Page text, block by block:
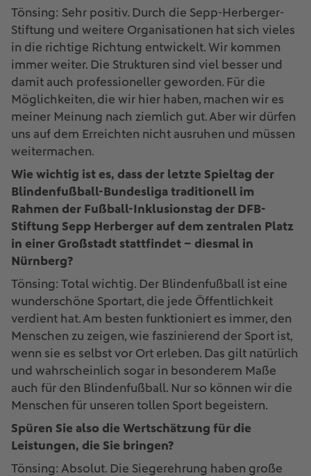
Tönsing: Sehr positiv. Durch die Sepp-Herberger-
Stiftung und weitere Organisationen hat sich vieles
in die richtige Richtung entwickelt. Wir kommen
immer weiter. Die Strukturen sind viel besser und
damit auch professioneller geworden. Für die
Möglichkeiten, die wir hier haben, machen wir es
meiner Meinung nach ziemlich gut. Aber wir dürfen
uns auf dem Erreichten nicht ausruhen und müssen
weitermachen.
Wie wichtig ist es, dass der letzte Spieltag der
Blindenfußball-Bundesliga traditionell im
Rahmen der Fußball-Inklusionstag der DFB-
Stiftung Sepp Herberger auf dem zentralen Platz
in einer Großstadt stattfindet – diesmal in
Nürnberg?
Tönsing: Total wichtig. Der Blindenfußball ist eine
wunderschöne Sportart, die jede Öffentlichkeit
verdient hat. Am besten funktioniert es immer, den
Menschen zu zeigen, wie faszinierend der Sport ist,
wenn sie es selbst vor Ort erleben. Das gilt natürlich
und wahrscheinlich sogar in besonderem Maße
auch für den Blindenfußball. Nur so können wir die
Menschen für unseren tollen Sport begeistern.
Spüren Sie also die Wertschätzung für die
Leistungen, die Sie bringen?
Tönsing: Absolut. Die Siegerehrung haben große